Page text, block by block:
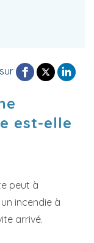
est-elle
peut à
incendie à
arrivé.